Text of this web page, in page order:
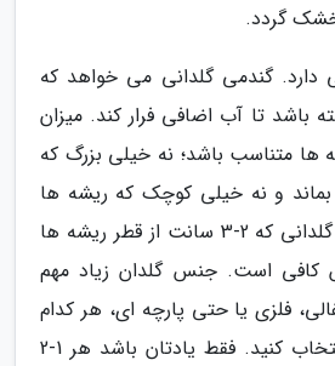
گردد.
گندمی گلدانی می خواهد که
باشد تا آب اضافی فرار کند. میزان
ها متناسب باشد؛ نه خیلی بزرگ که
و نه خیلی کوچک که ریشه ها
تنگشان گردد. معمولاً گلدانی که 2-3 سانت از قطر ریشه ها
کافی است. جنس گلدان زیاد مهم
فلزی یا حتی پارچه ای، هر کدام
را که دوست دارید انتخاب کنید. فقط یادتان باشد هر 1-2